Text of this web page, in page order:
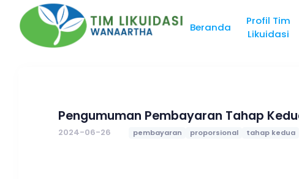
Beranda
Profil Tim
Likuidasi
Pengumuman Pembayaran Tahap
2024-06-26 pembayaran proporsional tahap kedua